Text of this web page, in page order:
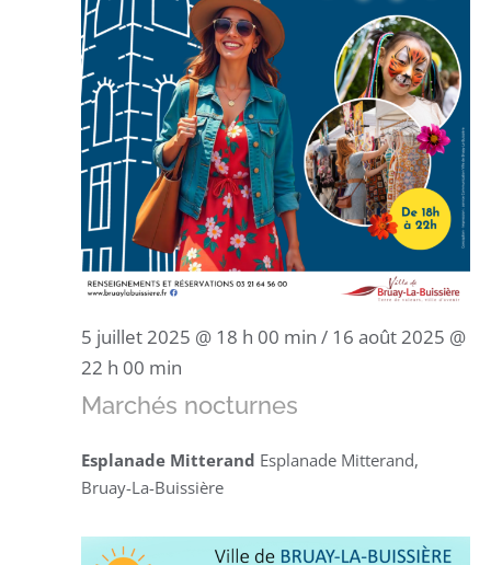
5 juillet 2025 @ 18 h 00 min / 16 août 2025 @
22 h 00 min
Marchés nocturnes
Esplanade Mitterand Esplanade Mitterand,
Bruay-La-Buissière